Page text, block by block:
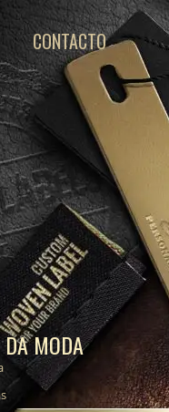
DA MODA
CONTACTO